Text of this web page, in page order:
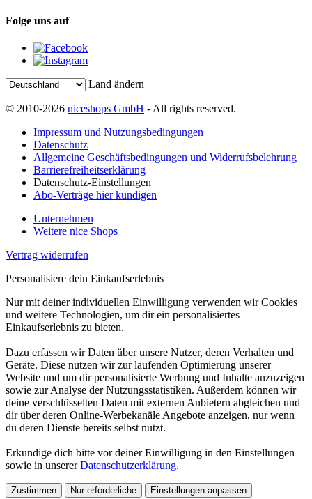
Folge uns auf
Land ändern
© 2010-2026 niceshops GmbH - All rights reserved.
Impressum und Nutzungsbedingungen
Datenschutz
Allgemeine Geschäftsbedingungen und Widerrufsbelehrung
Barrierefreiheitserklärung
Datenschutz-Einstellungen
Abo-Verträge hier kündigen
Unternehmen
Weitere nice Shops
Vertrag widerrufen
Personalisiere dein Einkaufserlebnis
Nur mit deiner individuellen Einwilligung verwenden wir Cookies
und weitere Technologien, um dir ein personalisiertes
Einkaufserlebnis zu bieten.
Dazu erfassen wir Daten über unsere Nutzer, deren Verhalten und
Geräte. Diese nutzen wir zur laufenden Optimierung unserer
Website und um dir personalisierte Werbung und Inhalte anzuzeigen
sowie zur Analyse der Nutzungsstatistiken. Außerdem können wir
deine verschlüsselten Daten mit externen Anbietern abgleichen und
dir über deren Online-Werbekanäle Angebote anzeigen, nur wenn
du deren Dienste bereits selbst nutzt.
Erkundige dich bitte vor deiner Einwilligung in den Einstellungen
sowie in unsererDatenschutzerklärung.
Zustimmen Nur erforderliche Einstellungen anpassen